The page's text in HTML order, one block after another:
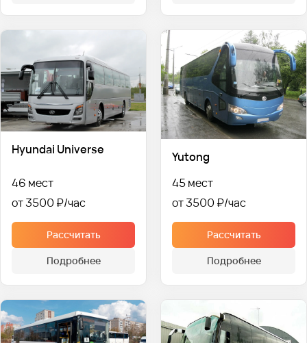
Hyundai Universe
46 мест
от 3500 ₽
Рассчитать
Подробнее
Yutong
45 мест
от 3500 ₽
Рассчитать
Подробнее